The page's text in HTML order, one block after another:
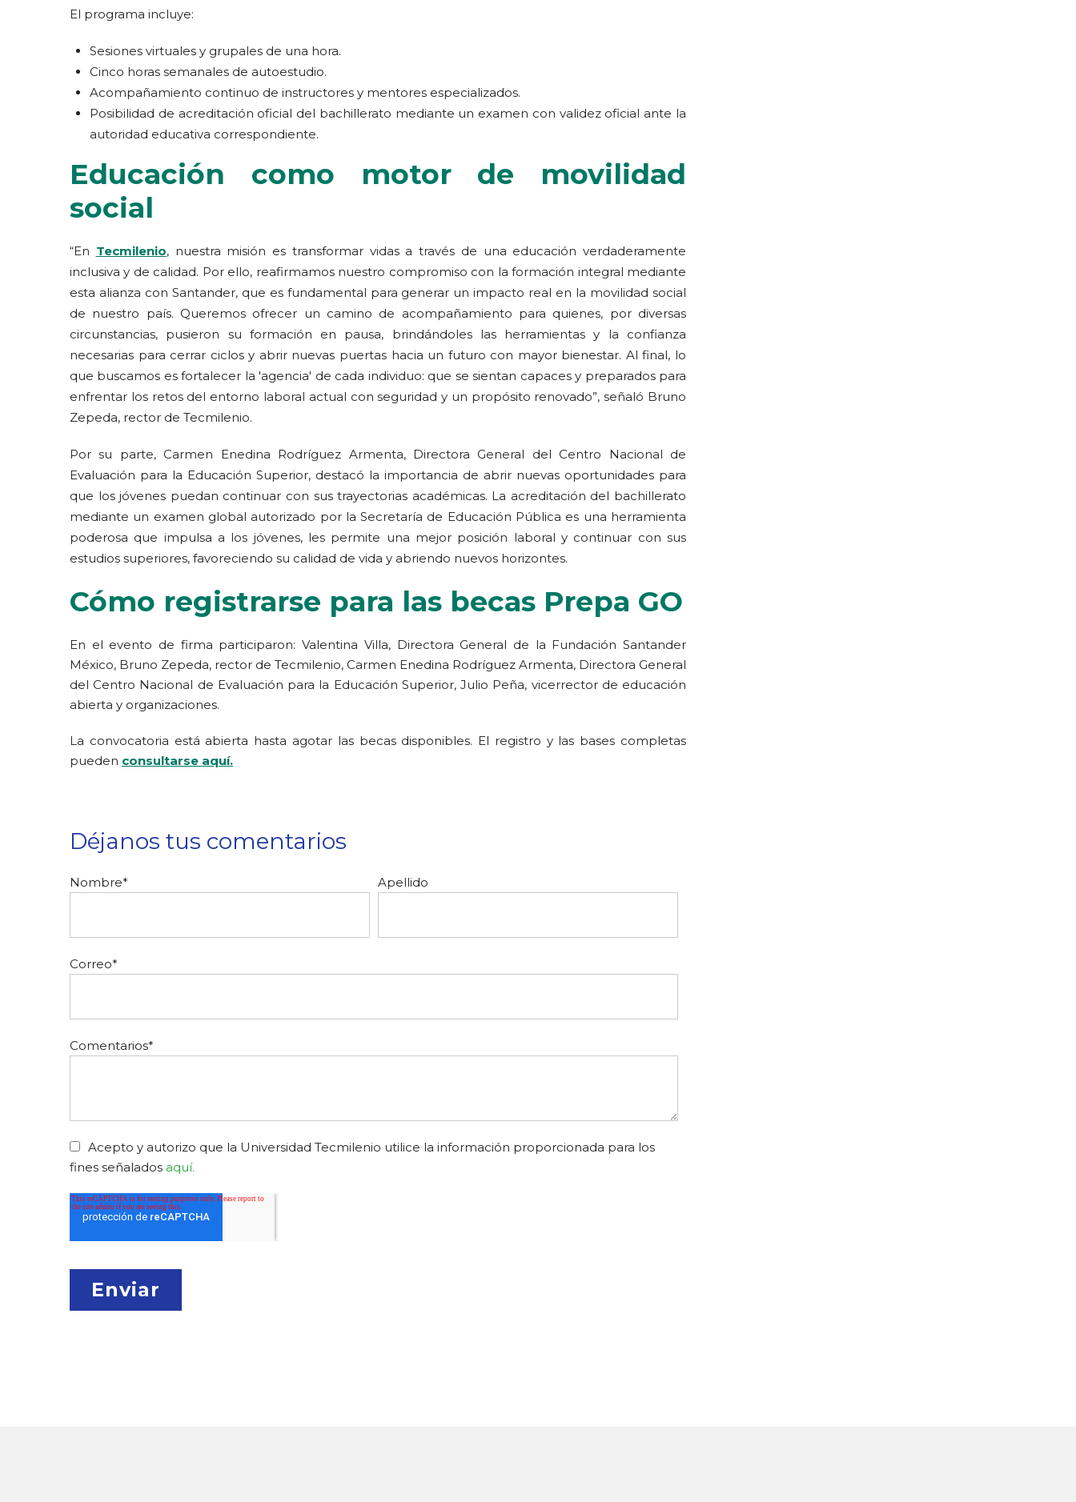
El programa incluye:
Sesiones virtuales y grupales de una hora.
Cinco horas semanales de autoestudio.
Acompañamiento continuo de instructores y mentores especializados.
Posibilidad de acreditación oficial del bachillerato mediante un examen con validez oficial ante la
autoridad educativa correspondiente.
Educación como motor de movilidad
social
“En Tecmilenio, nuestra misión es transformar vidas a través de una educación verdaderamente
inclusiva y de calidad. Por ello, reafirmamos nuestro compromiso con la formación integral mediante
esta alianza con Santander, que es fundamental para generar un impacto real en la movilidad social
de nuestro país. Queremos ofrecer un camino de acompañamiento para quienes, por diversas
circunstancias, pusieron su formación en pausa, brindándoles las herramientas y la confianza
necesarias para cerrar ciclos y abrir nuevas puertas hacia un futuro con mayor bienestar. Al final, lo
que buscamos es fortalecer la 'agencia' de cada individuo: que se sientan capaces y preparados para
enfrentar los retos del entorno laboral actual con seguridad y un propósito renovado”, señaló Bruno
Zepeda, rector de Tecmilenio.
Por su parte, Carmen Enedina Rodríguez Armenta, Directora General del Centro Nacional de
Evaluación para la Educación Superior, destacó la importancia de abrir nuevas oportunidades para
que los jóvenes puedan continuar con sus trayectorias académicas. La acreditación del bachillerato
mediante un examen global autorizado por la Secretaría de Educación Pública es una herramienta
poderosa que impulsa a los jóvenes, les permite una mejor posición laboral y continuar con sus
estudios superiores, favoreciendo su calidad de vida y abriendo nuevos horizontes.
Cómo registrarse para las becas Prepa GO
En el evento de firma participaron: Valentina Villa, Directora General de la Fundación Santander
México, Bruno Zepeda, rector de Tecmilenio, Carmen Enedina Rodríguez Armenta, Directora General
del Centro Nacional de Evaluación para la Educación Superior, Julio Peña, vicerrector de educación
abierta y organizaciones.
La convocatoria está abierta hasta agotar las becas disponibles. El registro y las bases completas
pueden consultarse aquí.
Déjanos tus comentarios
Nombre* Apellido
Correo*
Comentarios*
Acepto y autorizo que la Universidad Tecmilenio utilice la información proporcionada para los
fines señalados aquí.